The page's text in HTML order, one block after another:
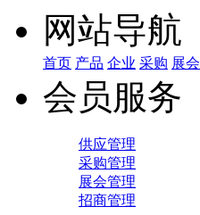
网站导航
首页 产品 企业 采购 展会
会员服务
供应管理
采购管理
展会管理
招商管理